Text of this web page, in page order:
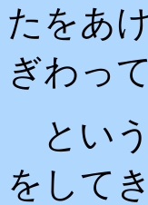
たをあ
ぎわっ
という
をして